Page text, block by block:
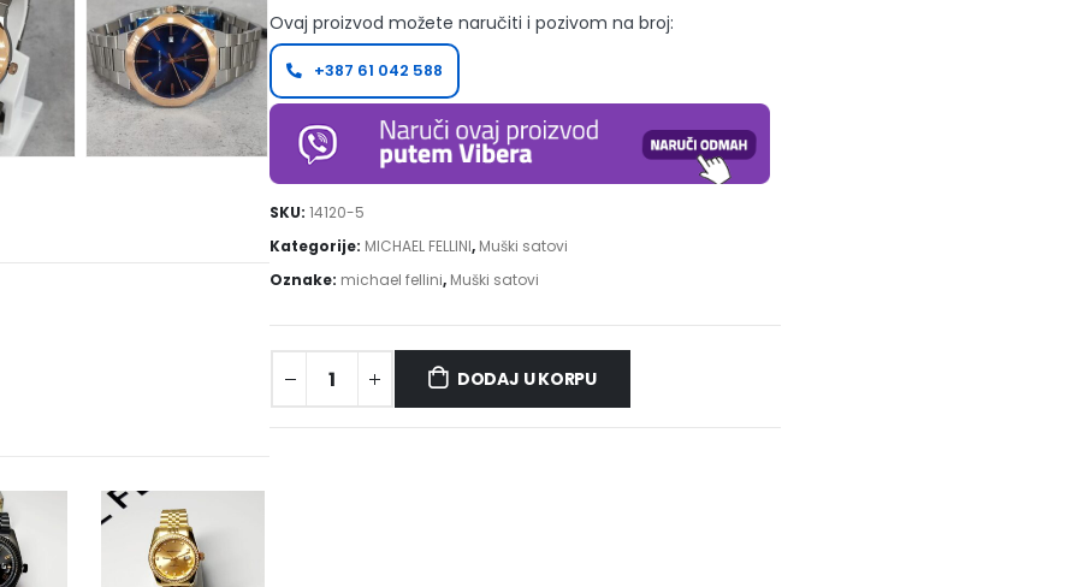
Ovaj proizvod možete naručiti i pozivom na broj:
+387 61 042 588
SKU: 14120-5
Kategorije: MICHAEL FELLINI, Muški satovi
Oznake: michael fellini, Muški satovi
DODAJ U KORPU